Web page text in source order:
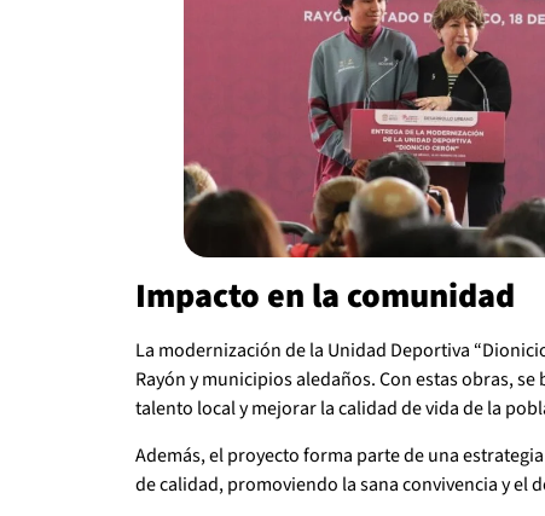
Impacto en la comunidad
La modernización de la Unidad Deportiva
Rayón y municipios aledaños. Con estas obras,
talento local y mejorar la calidad de vida de la
Además, el proyecto forma parte de una
de calidad, promoviendo la sana convivencia y el